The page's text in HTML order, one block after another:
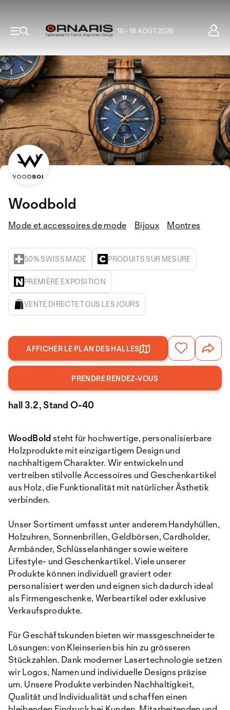
16 - 18 AOÛT 2026
Woodbold
Mode et accessoires de mode Bijoux Montres
50% SWISS MADE PRODUITS SUR MESURE
PREMIÈRE EXPOSITION
VENTE DIRECTE TOUS LES JOURS
AFFICHER LE PLAN DES HALLES
PRENDRE RENDEZ-VOUS
hall 3.2, Stand O-40
WoodBoldsteht für hochwertige, personalisierbare
Holzprodukte mit einzigartigem Design und
nachhaltigem Charakter. Wir entwickeln und
vertreiben stilvolle Accessoires und Geschenkartikel
aus Holz, die Funktionalität mit natürlicher Ästhetik
verbinden.
Unser Sortiment umfasst unter anderem Handyhüllen,
Holzuhren, Sonnenbrillen, Geldbörsen, Cardholder,
Armbänder, Schlüsselanhänger sowie weitere
Lifestyle- und Geschenkartikel. Viele unserer
Produkte können individuell graviert oder
personalisiert werden und eignen sich dadurch ideal
als Firmengeschenke, Werbeartikel oder exklusive
Verkaufsprodukte.
Für Geschäftskunden bieten wir massgeschneiderte
Lösungen: von Kleinserien bis hin zu grösseren
Stückzahlen. Dank moderner Lasertechnologie setzen
wir Logos, Namen und individuelle Designs präzise
um. Unsere Produkte verbinden Nachhaltigkeit,
Qualität und Individualität und schaffen einen